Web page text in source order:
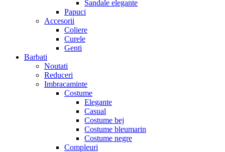
Sandale elegante
Papuci
Accesorii
Coliere
Curele
Genti
Barbati
Noutati
Reduceri
Imbracaminte
Costume
Elegante
Casual
Costume bej
Costume bleumarin
Costume negre
Compleuri